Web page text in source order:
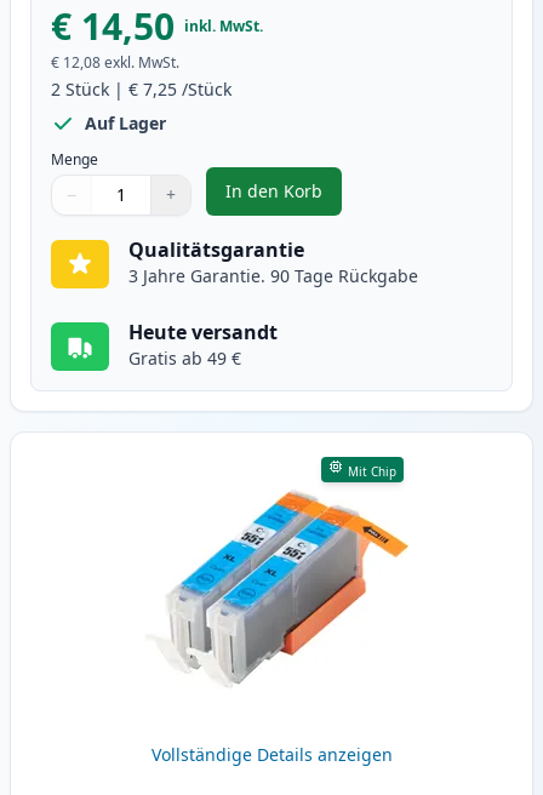
€ 14,50 inkl. MwSt.
€ 12,08exkl. MwSt.
2 Stück | € 7,25 /Stück
Auf Lager
Menge
Verwenden Sie die Tasten, um anzupassen
− +
1
In den Korb
, 2 stück Canon CLI-551XL
Qualitätsgarantie
3 Jahre Garantie. 90 Tage Rückgabe
Heute versandt
Gratis ab 49 €
Mit Chip
Vollständige Details anzeigen